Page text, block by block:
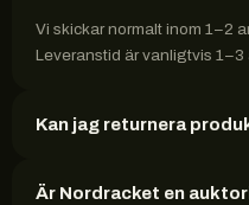
Vi skickar normalt inom 1–2
Leveranstid är vanligtvis
Kan jag returnera
Är Nordracket en